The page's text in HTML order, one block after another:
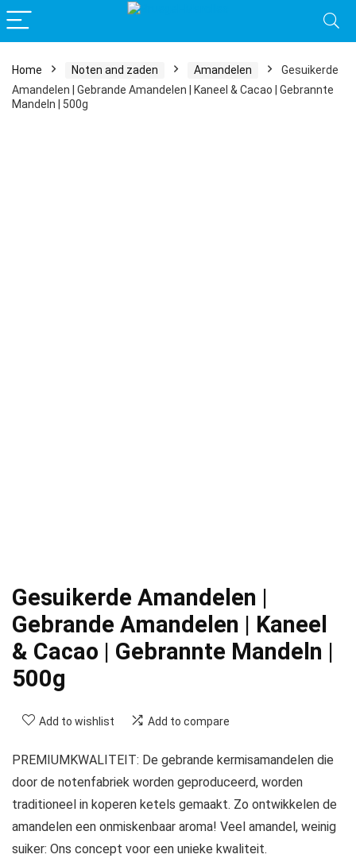
Home Noten and zaden Amandelen
Gesuikerde
Amandelen | Gebrande Amandelen | Kaneel & Cacao | Gebrannte
Mandeln | 500g
Gesuikerde Amandelen |
Gebrande Amandelen | Kaneel
& Cacao | Gebrannte Mandeln |
500g
Add to wishlist Add to compare
PREMIUMKWALITEIT: De gebrande kermisamandelen die
door de notenfabriek worden geproduceerd, worden
traditioneel in koperen ketels gemaakt. Zo ontwikkelen de
amandelen een onmiskenbaar aroma! Veel amandel, weinig
suiker: Ons concept voor een unieke kwaliteit.